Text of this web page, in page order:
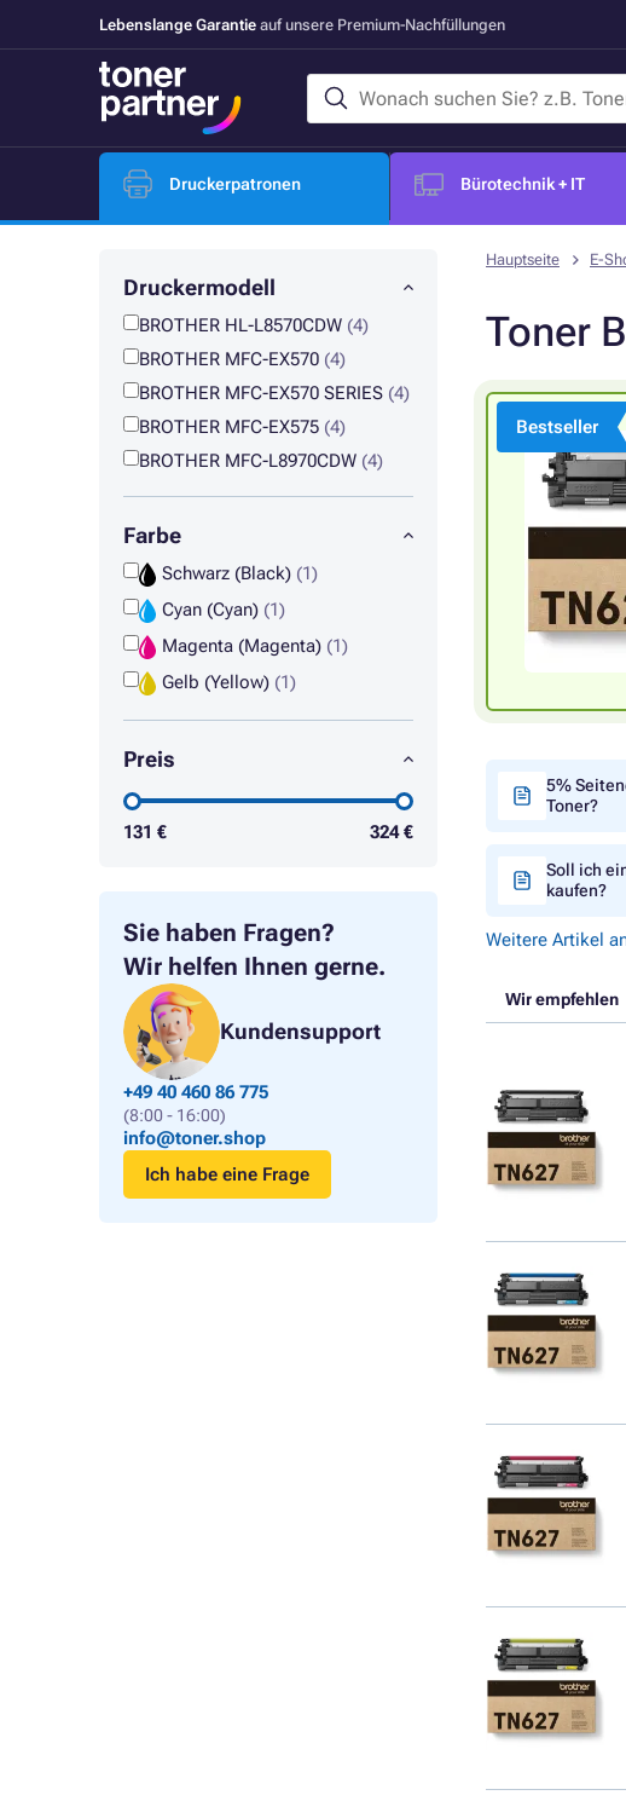
Lebenslange Garantie auf unsere Premium-Nachfüllungen
Druckerpatronen Bürotechnik + IT
Druckermodell
BROTHER HL-L8570CDW (4)
BROTHER MFC-EX570 (4)
BROTHER MFC-EX570 SERIES (4)
BROTHER MFC-EX575 (4)
BROTHER MFC-L8970CDW (4)
Farbe
Schwarz (Black) (1)
Cyan (Cyan) (1)
Magenta (Magenta) (1)
Gelb (Yellow) (1)
Preis
131 € 324€
Sie haben Fragen?
Wir helfen Ihnen gerne.
Kundensupport
+49 40 460 86 775
(8:00 - 16:00)
info@toner.shop
Ich habe eine Frage
Hauptseite E-
Toner
Bestseller
5%
Toner?
Soll ich
kaufen?
Weitere Artikel
Wir empfehlen